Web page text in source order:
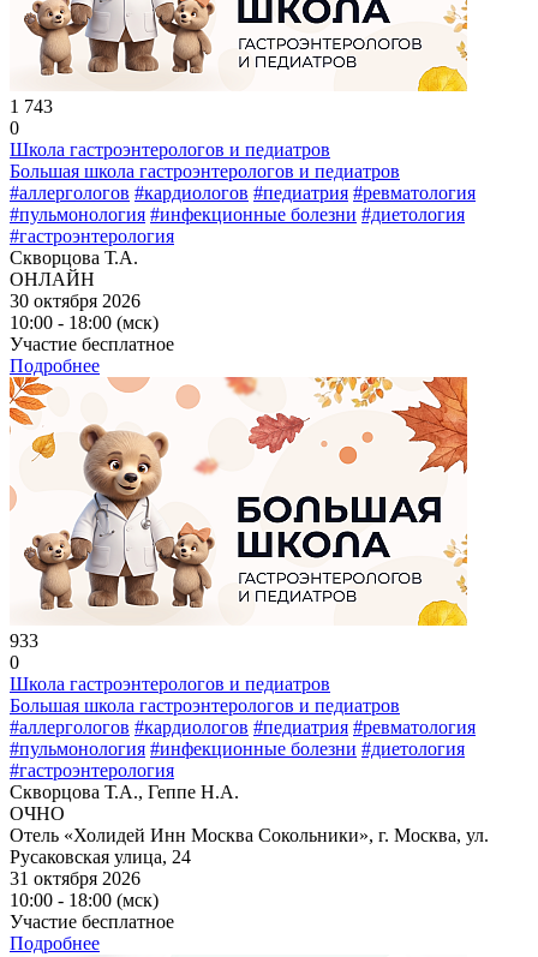
1 743
0
Школа гастроэнтерологов и педиатров
Большая школа гастроэнтерологов и педиатров
#аллергологов #кардиологов #педиатрия #ревматология
#пульмонология #инфекционные болезни #диетология
#гастроэнтерология
Скворцова Т.А.
ОНЛАЙН
30 октября 2026
10:00 - 18:00 (мск)
Участие бесплатное
Подробнее
933
0
Школа гастроэнтерологов и педиатров
Большая школа гастроэнтерологов и педиатров
#аллергологов #кардиологов #педиатрия #ревматология
#пульмонология #инфекционные болезни #диетология
#гастроэнтерология
Скворцова Т.А., Геппе Н.А.
ОЧНО
Отель «Холидей Инн Москва Сокольники», г. Москва, ул.
Русаковская улица, 24
31 октября 2026
10:00 - 18:00 (мск)
Участие бесплатное
Подробнее